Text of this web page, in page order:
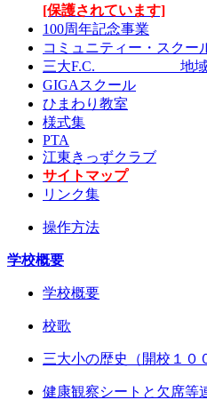
[保護されています]
100周年記念事業
コミュニティー・スクー
三大F.C. 地域学
GIGAスクール
ひまわり教室
様式集
PTA
江東きっずクラブ
サイトマップ
リンク集
操作方法
学校概要
学校概要
校歌
三大小の歴史（開校１０
健康観察シートと欠席等